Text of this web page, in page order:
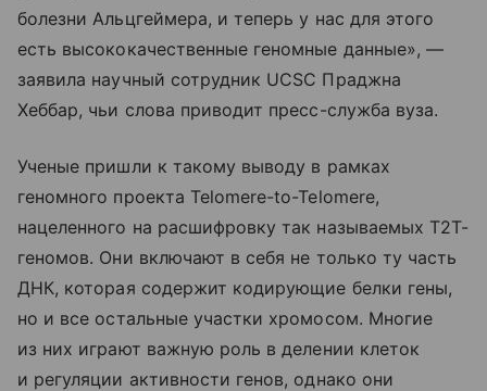
болезни Альцгеймера, и теперь у нас для этого
есть высококачественные геномные данные», —
заявила научный сотрудник UCSC Праджна
Хеббар, чьи слова приводит пресс-служба вуза.
Ученые пришли к такому выводу в рамках
геномного проекта Telomere-to-Telomere,
нацеленного на расшифровку так называемых Т2Т-
геномов. Они включают в себя не только ту часть
ДНК, которая содержит кодирующие белки гены,
но и все остальные участки хромосом. Многие
из них играют важную роль в делении клеток
и регуляции активности генов, однако они